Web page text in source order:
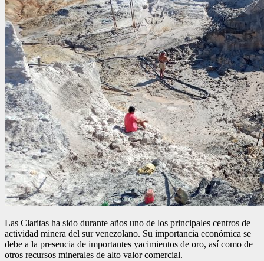
Las Claritas ha sido durante años uno de los principales centros de
actividad minera del sur venezolano. Su importancia económica se
debe a la presencia de importantes yacimientos de oro, así como de
otros recursos minerales de alto valor comercial.